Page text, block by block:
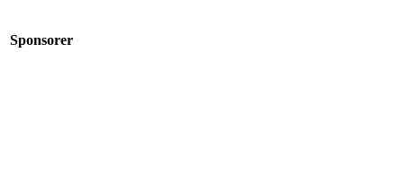
Sponsorer